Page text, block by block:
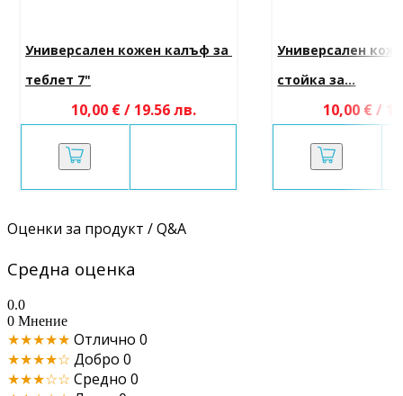
Универсален кожен калъф за
теблет 7"
10,00 € / 19.56 лв.
Универсален
стойка за...
10,00 € /
Оценки за продукт / Q&A
Средна оценка
0.0
0 Мнение
★★★★★ Отлично 0
★★★★☆ Добро 0
★★★☆☆ Средно 0